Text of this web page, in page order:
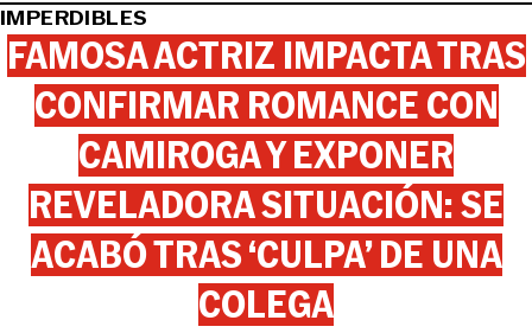
IMPERDIBLES
FAMOSA ACTRIZ IMPACTA TRAS
CONFIRMAR ROMANCE CON
CAMIROGA Y EXPONER
REVELADORA SITUACIÓN: SE
ACABÓ TRAS ‘CULPA’ DE UNA
COLEGA